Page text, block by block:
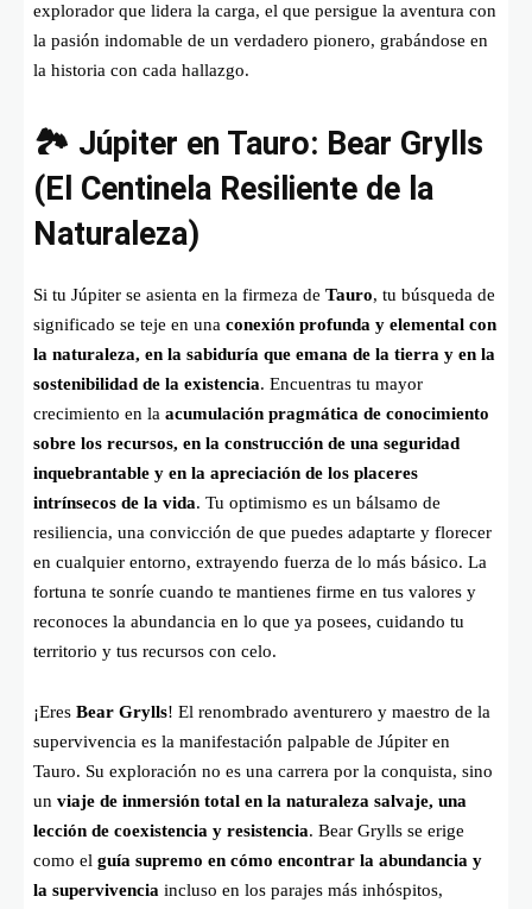
explorador que lidera la carga, el que persigue la aventura con
la pasión indomable de un verdadero pionero, grabándose en
la historia con cada hallazgo.
🏞️ Júpiter en Tauro: Bear Grylls
(El Centinela Resiliente de la
Naturaleza)
Si tu Júpiter se asienta en la firmeza de Tauro, tu búsqueda de
significado se teje en una conexión profunda y elemental con
la naturaleza, en la sabiduría que emana de la tierra y en la
sostenibilidad de la existencia. Encuentras tu mayor
crecimiento en la acumulación pragmática de conocimiento
sobre los recursos, en la construcción de una seguridad
inquebrantable y en la apreciación de los placeres
intrínsecos de la vida. Tu optimismo es un bálsamo de
resiliencia, una convicción de que puedes adaptarte y florecer
en cualquier entorno, extrayendo fuerza de lo más básico. La
fortuna te sonríe cuando te mantienes firme en tus valores y
reconoces la abundancia en lo que ya posees, cuidando tu
territorio y tus recursos con celo.
¡Eres Bear Grylls! El renombrado aventurero y maestro de la
supervivencia es la manifestación palpable de Júpiter en
Tauro. Su exploración no es una carrera por la conquista, sino
un viaje de inmersión total en la naturaleza salvaje, una
lección de coexistencia y resistencia. Bear Grylls se erige
como el guía supremo en cómo encontrar la abundancia y
la supervivencia incluso en los parajes más inhóspitos,